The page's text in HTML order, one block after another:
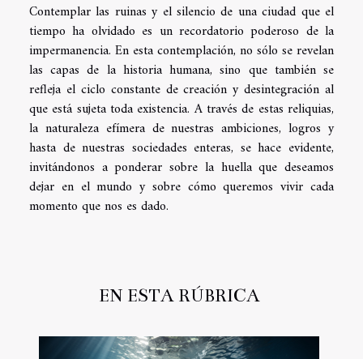
Contemplar las ruinas y el silencio de una ciudad que el
tiempo ha olvidado es un recordatorio poderoso de la
impermanencia. En esta contemplación, no sólo se revelan
las capas de la historia humana, sino que también se
refleja el ciclo constante de creación y desintegración al
que está sujeta toda existencia. A través de estas reliquias,
la naturaleza efímera de nuestras ambiciones, logros y
hasta de nuestras sociedades enteras, se hace evidente,
invitándonos a ponderar sobre la huella que deseamos
dejar en el mundo y sobre cómo queremos vivir cada
momento que nos es dado.
EN ESTA RÚBRICA